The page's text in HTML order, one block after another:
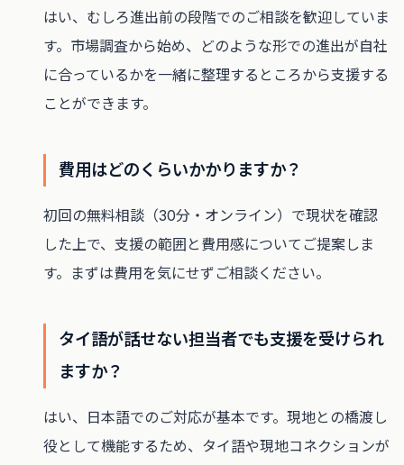
はい、むしろ進出前の段階でのご相談を歓迎していま
す。市場調査から始め、どのような形での進出が自社
に合っているかを一緒に整理するところから支援する
ことができます。
費用はどのくらいかかりますか？
初回の無料相談（30分・オンライン）で現状を確認
した上で、支援の範囲と費用感についてご提案しま
す。まずは費用を気にせずご相談ください。
タイ語が話せない担当者でも支援を受けられ
ますか？
はい、日本語でのご対応が基本です。現地との橋渡し
役として機能するため、タイ語や現地コネクションが